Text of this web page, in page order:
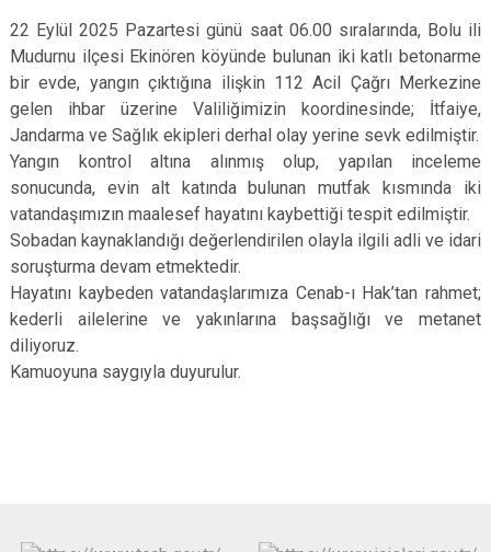
22 Eylül 2025 Pazartesi günü saat 06.00 sıralarında, Bolu ili
Mudurnu ilçesi Ekinören köyünde bulunan iki katlı betonarme
bir evde, yangın çıktığına ilişkin 112 Acil Çağrı Merkezine
gelen ihbar üzerine Valiliğimizin koordinesinde; İtfaiye,
Jandarma ve Sağlık ekipleri derhal olay yerine sevk edilmiştir.
Yangın kontrol altına alınmış olup, yapılan inceleme
sonucunda, evin alt katında bulunan mutfak kısmında iki
vatandaşımızın maalesef hayatını kaybettiği tespit edilmiştir.
Sobadan kaynaklandığı değerlendirilen olayla ilgili adli ve idari
soruşturma devam etmektedir.
Hayatını kaybeden vatandaşlarımıza Cenab-ı Hak’tan rahmet;
kederli ailelerine ve yakınlarına başsağlığı ve metanet
diliyoruz.
Kamuoyuna saygıyla duyurulur.